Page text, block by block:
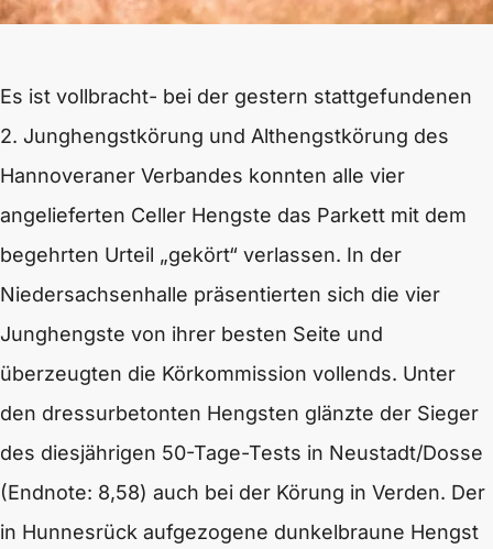
Es ist vollbracht- bei der gestern stattgefundenen
2. Junghengstkörung und Althengstkörung des
Hannoveraner Verbandes konnten alle vier
angelieferten Celler Hengste das Parkett mit dem
begehrten Urteil „gekört“ verlassen. In der
Niedersachsenhalle präsentierten sich die vier
Junghengste von ihrer besten Seite und
überzeugten die Körkommission vollends. Unter
den dressurbetonten Hengsten glänzte der Sieger
des diesjährigen 50-Tage-Tests in Neustadt/Dosse
(Endnote: 8,58) auch bei der Körung in Verden. Der
in Hunnesrück aufgezogene dunkelbraune Hengst